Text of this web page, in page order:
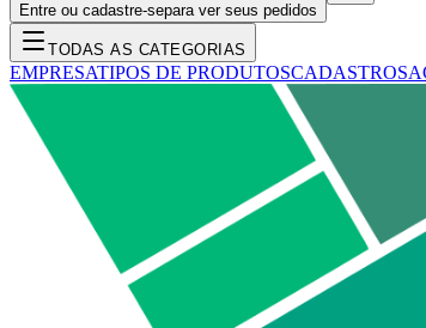
Entre ou cadastre-separa ver seus pedidos
TODAS AS CATEGORIAS
EMPRESATIPOS DE PRODUTOSCADASTRO